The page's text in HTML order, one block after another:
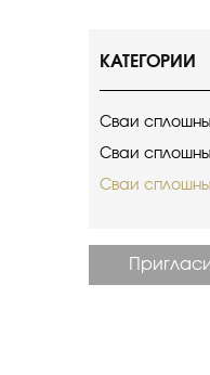
КАТЕГОРИИ
Сваи
Сваи
Сваи